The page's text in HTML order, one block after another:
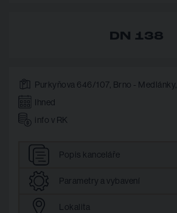
DN 138
Purkyňova 646/107, Brno - Medlánky,
Ihned
info v RK
Popis kanceláře
Parametry a vybavení
Lokalita